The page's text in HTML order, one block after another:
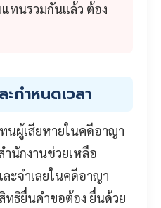
ทนรวมกันแล้ว ต้อง
กำหนดเวลา
นผู้เสียหายในคดีอาญา
นักงานช่วยเหลือ
ละจำเลยในคดีอาญา
ธิยื่นคำขอต้อง ยื่นด้วย